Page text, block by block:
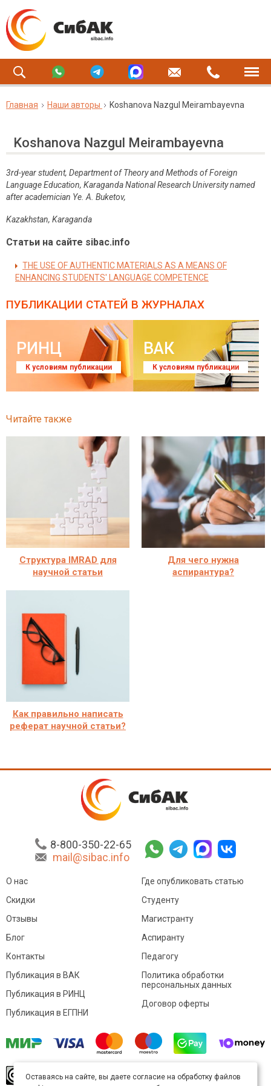
Главная Наши авторы Koshanova Nazgul Meirambayevna
Koshanova Nazgul Meirambayevna
3rd-year student, Department of Theory and Methods of Foreign
Language Education, Karaganda National Research University named
after academician Ye. A. Buketov,
Kazakhstan, Karaganda
Статьи на сайте sibac.info
THE USE OF AUTHENTIC MATERIALS AS A MEANS OF
ENHANCING STUDENTS' LANGUAGE COMPETENCE
ПУБЛИКАЦИИ СТАТЕЙ В ЖУРНАЛАХ
РИНЦ
К условиям публикации
ВАК
К условиям публикации
Читайте также
Структура IMRAD для
научной статьи
Для чего нужна
аспирантура?
Как правильно написать
реферат научной статьи?
8-800-350-22-65
mail@sibac.info
О нас
Скидки
Отзывы
Блог
Контакты
Где опубликовать статью
Студенту
Магистранту
Аспиранту
Педагогу
Публикация в ВАК
Публикация в РИНЦ
Публикация в ЕГПНИ
Политика обработки
персональных данных
Договор оферты
произведение доступно полицензии Creative
Оставаясь на сайте, вы даете согласие на обработку файлов